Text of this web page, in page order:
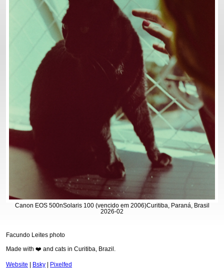
Canon EOS 500nSolaris 100 (vencido em 2006)Curitiba, Paraná, Brasil
2026-02
Facundo Leites photo
Made with ❤️ and cats in Curitiba, Brazil.
Website Bsky Pixelfed